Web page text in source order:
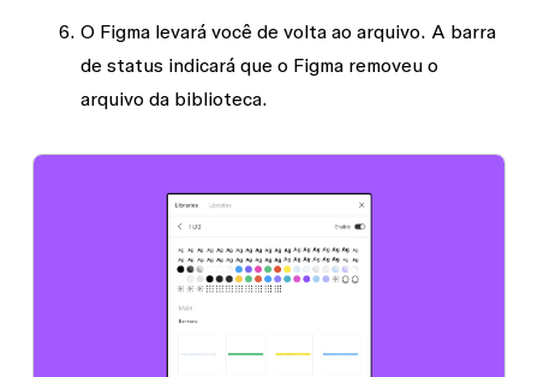
O Figma levará você de volta ao arquivo. A barra
de status indicará que o Figma removeu o
arquivo da biblioteca.